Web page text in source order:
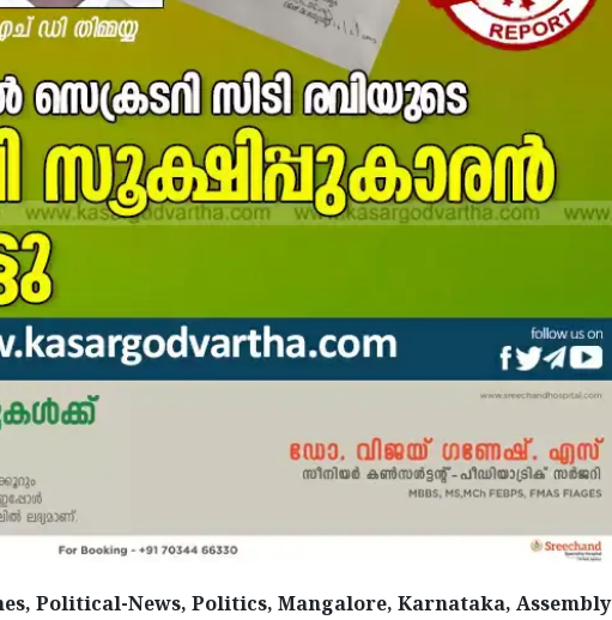
Political-News, Politics, Mangalore, Karnataka, Assembly